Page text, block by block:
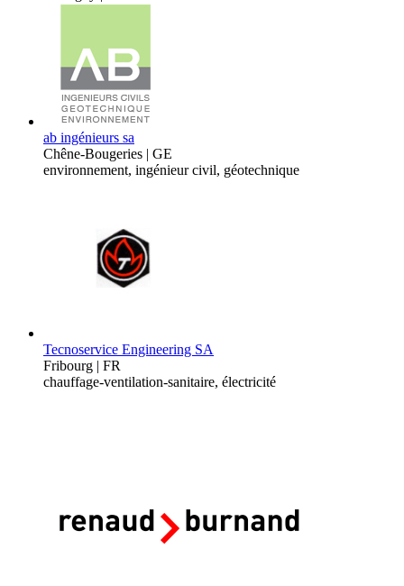
ab ingénieurs sa
Chêne-Bougeries | GE
environnement, ingénieur civil, géotechnique
Tecnoservice Engineering SA
Fribourg | FR
chauffage-ventilation-sanitaire, électricité